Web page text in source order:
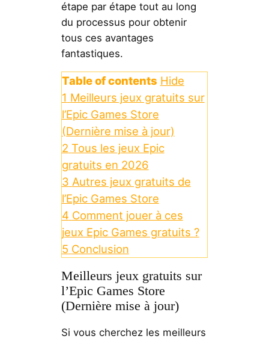
étape par étape tout au long
du processus pour obtenir
tous ces avantages
fantastiques.
Table of contents Hide
1 Meilleurs jeux gratuits sur
l’Epic Games Store
(Dernière mise à jour)
2 Tous les jeux Epic
gratuits en 2026
3 Autres jeux gratuits de
l’Epic Games Store
4 Comment jouer à ces
jeux Epic Games gratuits ?
5 Conclusion
Meilleurs jeux gratuits sur
l’Epic Games Store
(Dernière mise à jour)
Si vous cherchez les meilleurs